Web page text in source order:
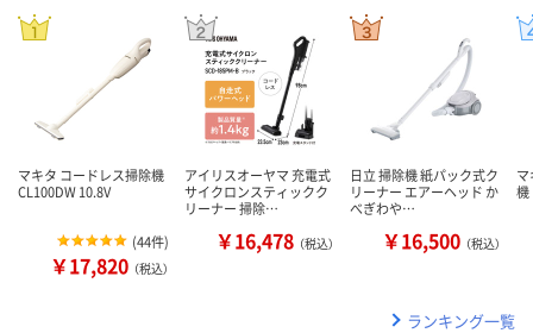
マキタ コードレス掃除機
CL100DW 10.8V
(44件)
￥17,820 （税込）
アイリスオーヤマ 充電式
サイクロンスティックク
リーナー 掃除…
￥16,478 （税込）
日立 掃除機 紙パック式ク
リーナー エアーヘッド か
べぎわや…
￥16,500 （税込）
ランキング一覧